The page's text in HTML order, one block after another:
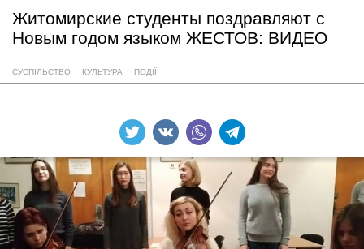
Житомирские студенты поздравляют с
Новым годом языком ЖЕСТОВ: ВИДЕО
СУСПІЛЬСТВО КУЛЬТУРА ПОДІЇ